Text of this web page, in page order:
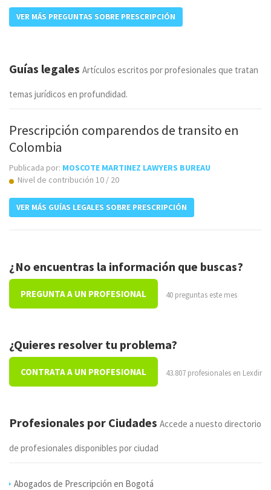
VER MÁS PREGUNTAS SOBRE PRESCRIPCIÓN
Guías legales Artículos escritos por profesionales que tratan
temas jurídicos en profundidad.
Prescripción comparendos de transito en
Colombia
Publicada por: MOSCOTE MARTINEZ LAWYERS BUREAU
Nivel de contribución 10 / 20
VER MÁS GUÍAS LEGALES SOBRE PRESCRIPCIÓN
¿No encuentras la información que buscas?
PREGUNTA A UN PROFESIONAL 40 preguntas este mes
¿Quieres resolver tu problema?
CONTRATA A UN PROFESIONAL 43.807 profesionales en Lexdir
Profesionales por Ciudades Accede a nuesto directorio
de profesionales disponibles por ciudad
Abogados de Prescripción en Bogotá